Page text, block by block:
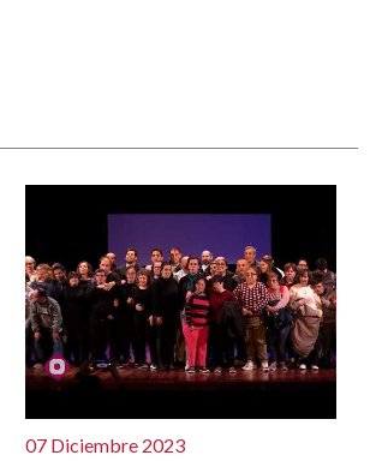
07 Diciembre 2023